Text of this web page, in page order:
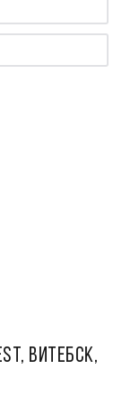
Витебск,